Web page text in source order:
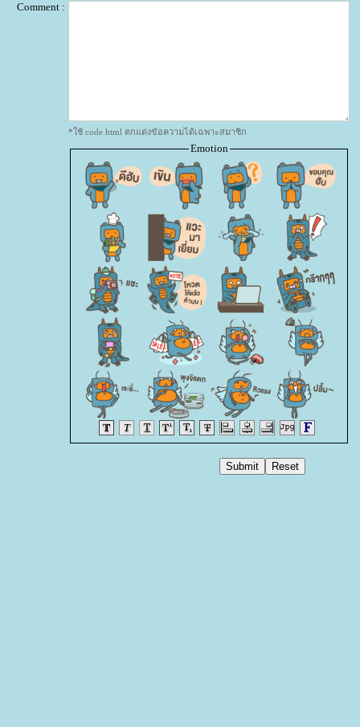
Comment :
*ใช้ code html ตกแต่งข้อความได้เฉพาะสมาชิก
Emotion